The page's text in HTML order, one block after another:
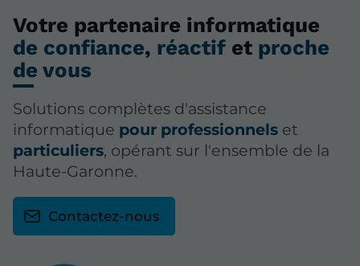
Votre partenaire informatique
de confiance, réactif et proche
de vous
Solutions complètes d'assistance
informatique pour professionnels et
particuliers, opérant sur l'ensemble de la
Haute-Garonne.
Contactez-nous